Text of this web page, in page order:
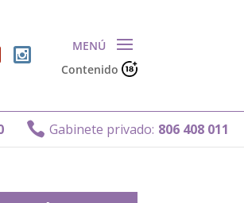
Contenido
Gabinete privado: 806 408 011